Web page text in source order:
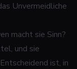
Unvermeidliche
macht sie Sinn?
und sie
ist, in